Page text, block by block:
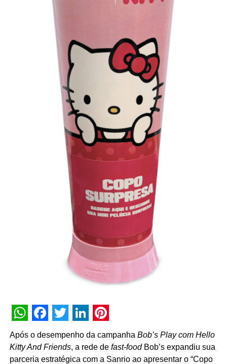
WhatsApp
Facebook
Twitter
LinkedIn
Pinterest
Após o desempenho da campanha Bob’s Play com Hello
Kitty And Friends, a rede de fast-foodBob’s expandiu sua
parceria estratégica com a Sanrio ao apresentar o “Copo